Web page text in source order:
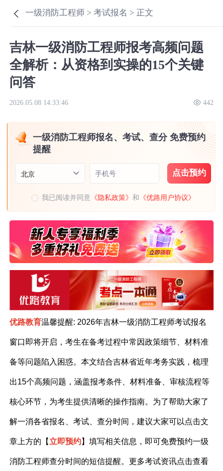
一级消防工程师 >考试报名 > 正文
吉林一级消防工程师报考高频问题
全解析：从资格到实操的15个关键
问答
2026.05.08 14:33:46 442
一级消防工程师报名、考试、查分 免费预约
提醒
北京 手机号 点击预约
我已阅读并同意 《隐私政策》和 《优路用户协议》
优路教育温馨提醒: 2026年吉林一级消防工程师考试报名
窗口即将开启，考生在备考过程中常因政策细节、材料准
备等问题陷入困惑。本文结合吉林省近年考务实践，梳理
出15个高频问题，涵盖报考条件、材料准备、审核流程等
核心环节，为考生提供清晰的操作指南。 为了帮助大家了
解一消各省报名、考试、查分时间，建议大家可以点击文
章上方的【 立即预约】填写相关信息，即可免费预约一级
消防工程师查分时间的短信提醒。更多考试资讯点击查看